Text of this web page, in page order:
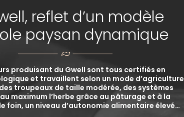
reflet d’un modèle
paysan dynamique
produisant du Gwell sont tous certifiés en
et travaillent selon un mode d’agriculture
troupeaux de taille modérée, des systèmes
maximum l’herbe grâce au pâturage et à la
foin, un niveau d’autonomie alimentaire élevé…